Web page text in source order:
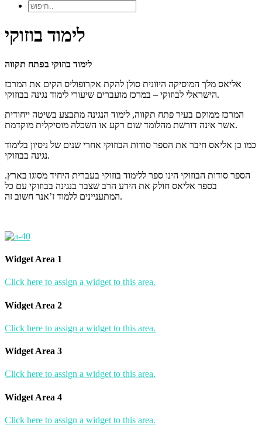
לימוד בוזוקי
לימוד בוזוקי בפתח תקווה
אליאס מלך המוסיקה היוונית סולן להקת אקרופוליס הקים את המרכז
הישראלי לבוזוקי – במרכז מועברים שיעורי לימוד נגינה בבוזוקי.
המרכז ממוקם בעיר פתח תקווה, לימוד הנגינה מתבצע בשיטה ייחודית
אשר אינה דורשת מהלומד שום רקע או השכלה מוסיקלית מוקדמת.
כמו כן אליאס חיבר את הספר סודות הבוזוקי אחרי שנים של ניסיון בלימוד
נגינה בבוזוקי.
הספר סודות הבוזוקי הינו ספר ללימוד בוזוקי בעברית היחיד מסוגו בארץ.
בספר אליאס חולק את הידע הרב שצבר בנגינה בבוזוקי עם כל
המתעניינים ללמוד ז’אנר חשוב זה.
Widget Area 1
Click here to assign a widget to this area.
Widget Area 2
Click here to assign a widget to this area.
Widget Area 3
Click here to assign a widget to this area.
Widget Area 4
Click here to assign a widget to this area.